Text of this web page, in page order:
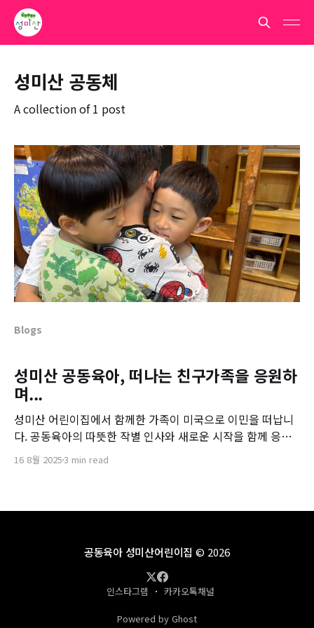
성미산 공동체
A collection of 1 post
Blogs
성미산 공동육아, 떠나는 친구가족을 응원하
며...
성미산 어린이집에서 함께한 가족이 미국으로 이민을 떠납니
다. 공동육아의 따뜻한 작별 인사와 새로운 시작을 함께 응원
해요.
16 8월 20253 min read
공동육아 성미산어린이집 © 2026
인스타그램 카카오톡채널
Powered by Ghost